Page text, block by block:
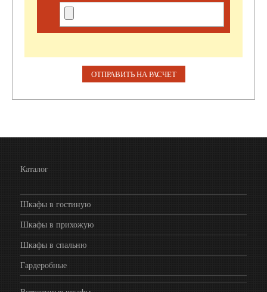
Каталог
Шкафы в гостиную
Шкафы в прихожую
Шкафы в спальню
Гардеробные